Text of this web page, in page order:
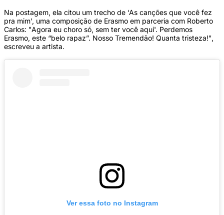
Na postagem, ela citou um trecho de ‘As canções que você fez
pra mim’, uma composição de Erasmo em parceria com Roberto
Carlos: "Agora eu choro só, sem ter você aqui'. Perdemos
Erasmo, este “belo rapaz”. Nosso Tremendão! Quanta tristeza!",
escreveu a artista.
Ver essa foto no Instagram